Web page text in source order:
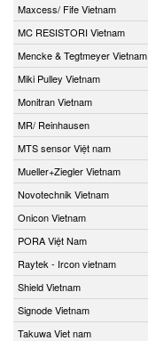
Maxcess/ Fife Vietnam
MC RESISTORI Vietnam
Mencke & Tegtmeyer Vietnam
Miki Pulley Vietnam
Monitran Vietnam
MR/ Reinhausen
MTS sensor Việt nam
Mueller+Ziegler Vietnam
Novotechnik Vietnam
Onicon Vietnam
PORA Việt Nam
Raytek - Ircon vietnam
Shield Vietnam
Signode Vietnam
Takuwa Viet nam